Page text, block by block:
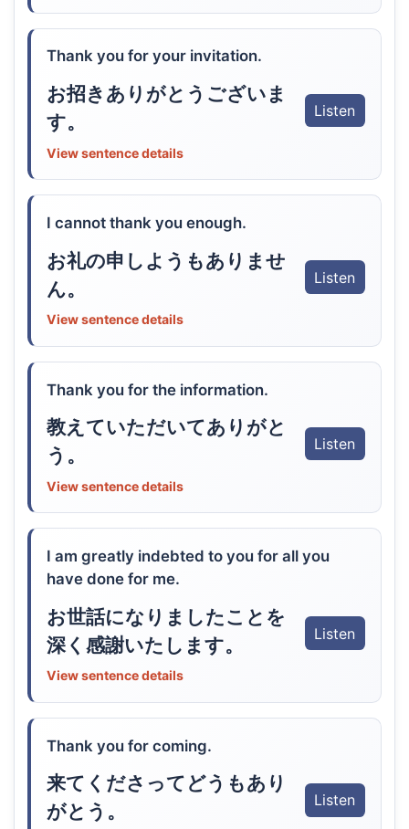
Thank you for your invitation.
お招きありがとうございま
す。
Listen
View sentence details
I cannot thank you enough.
お礼の申しようもありませ
ん。
Listen
View sentence details
Thank you for the information.
教えていただいてありがと
う。
Listen
View sentence details
I am greatly indebted to you for all you
have done for me.
お世話になりましたことを
深く感謝いたします。
Listen
View sentence details
Thank you for coming.
来てくださってどうもあり
がとう。
Listen